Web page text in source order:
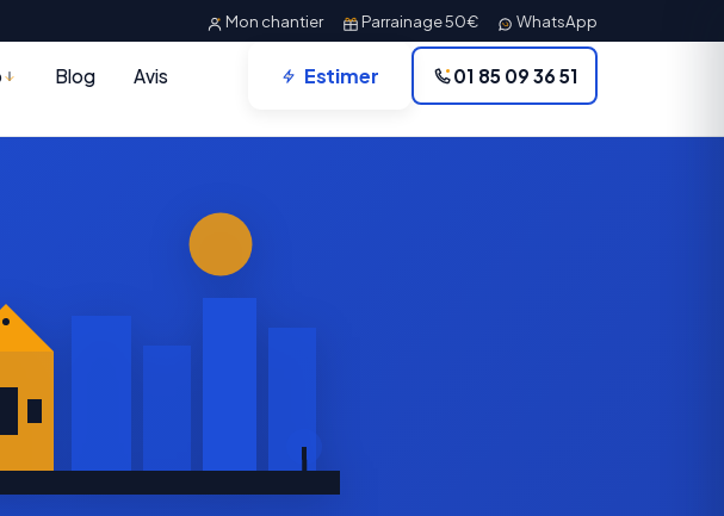
Mon chantier Parrainage 50€ WhatsApp
Blog Avis Estimer 01 85 09 36 51